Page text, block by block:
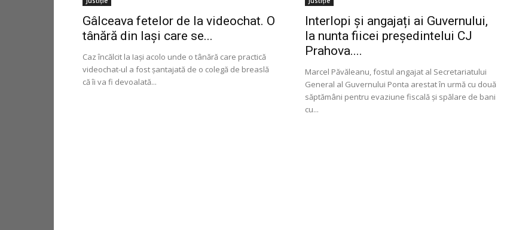
Gâlceava fetelor de la videochat. O
tânără din Iași care se...
Caz încălcit la Iaşi acolo unde o tânără care practică
videochat-ul a fost şantajată de o colegă de breaslă
că îi va fi devoalată...
Interlopi și angajați ai Guvernului,
la nunta fiicei președintelui CJ
Prahova....
Marcel Păvăleanu, fostul angajat al Secretariatului
General al Guvernului Ponta arestat în urmă cu două
săptămâni pentru evaziune fiscală şi spălare de bani
cu...